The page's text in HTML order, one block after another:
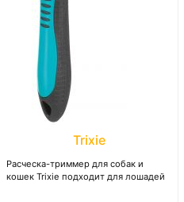
Trixie
Расческа-триммер для собак и
кошек Trixie подходит для лошадей